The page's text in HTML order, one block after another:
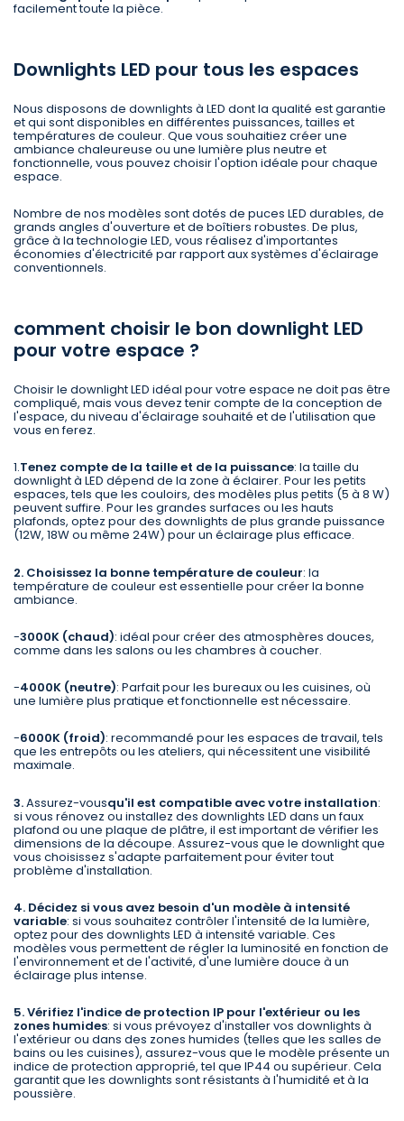
facilement toute la pièce.
Downlights LED pour tous les espaces
Nous disposons de downlights à LED dont la qualité est garantie
et qui sont disponibles en différentes puissances, tailles et
températures de couleur. Que vous souhaitiez créer une
ambiance chaleureuse ou une lumière plus neutre et
fonctionnelle, vous pouvez choisir l'option idéale pour chaque
espace.
Nombre de nos modèles sont dotés de puces LED durables, de
grands angles d'ouverture et de boîtiers robustes. De plus,
grâce à la technologie LED, vous réalisez d'importantes
économies d'électricité par rapport aux systèmes d'éclairage
conventionnels.
comment choisir le bon downlight LED
pour votre espace ?
Choisir le downlight LED idéal pour votre espace ne doit pas être
compliqué, mais vous devez tenir compte de la conception de
l'espace, du niveau d'éclairage souhaité et de l'utilisation que
vous en ferez.
1.Tenez compte de la taille et de la puissance: la taille du
downlight à LED dépend de la zone à éclairer. Pour les petits
espaces, tels que les couloirs, des modèles plus petits (5 à 8 W)
peuvent suffire. Pour les grandes surfaces ou les hauts
plafonds, optez pour des downlights de plus grande puissance
(12W, 18W ou même 24W) pour un éclairage plus efficace.
2. Choisissez la bonne température de couleur: la
température de couleur est essentielle pour créer la bonne
ambiance.
-3000K (chaud): idéal pour créer des atmosphères douces,
comme dans les salons ou les chambres à coucher.
-4000K (neutre): Parfait pour les bureaux ou les cuisines, où
une lumière plus pratique et fonctionnelle est nécessaire.
-6000K (froid): recommandé pour les espaces de travail, tels
que les entrepôts ou les ateliers, qui nécessitent une visibilité
maximale.
3.Assurez-vousqu'il est compatible avec votre installation:
si vous rénovez ou installez des downlights LED dans un faux
plafond ou une plaque de plâtre, il est important de vérifier les
dimensions de la découpe. Assurez-vous que le downlight que
vous choisissez s'adapte parfaitement pour éviter tout
problème d'installation.
4. Décidez si vous avez besoin d'un modèle à intensité
variable: si vous souhaitez contrôler l'intensité de la lumière,
optez pour des downlights LED à intensité variable. Ces
modèles vous permettent de régler la luminosité en fonction de
l'environnement et de l'activité, d'une lumière douce à un
éclairage plus intense.
5. Vérifiez l'indice de protection IP pour l'extérieur ou les
zones humides: si vous prévoyez d'installer vos downlights à
l'extérieur ou dans des zones humides (telles que les salles de
bains ou les cuisines), assurez-vous que le modèle présente un
indice de protection approprié, tel que IP44 ou supérieur. Cela
garantit que les downlights sont résistants à l'humidité et à la
poussière.